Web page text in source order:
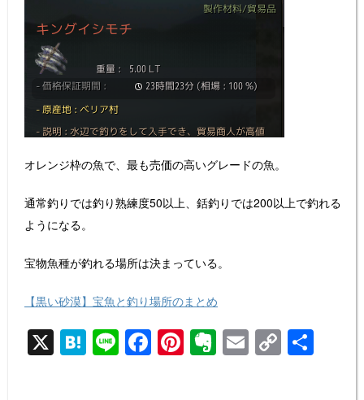
オレンジ枠の魚で、最も売価の高いグレードの魚。
通常釣りでは釣り熟練度50以上、銛釣りでは200以上で釣れる
ようになる。
宝物魚種が釣れる場所は決まっている。
【黒い砂漠】宝魚と釣り場所のまとめ
X H
at
Li
n
F
a
Pi
nt
E
v
E
m
C
o